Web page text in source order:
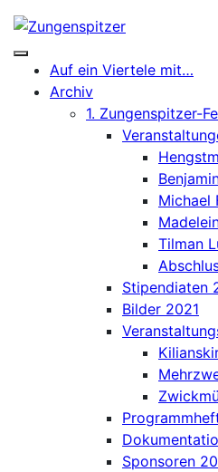
content
Auf ein Viertele mit…
Archiv
1. Zungenspitzer-
Michael
Tilman
Stipendiaten
Bilder 2021
Sponsoren